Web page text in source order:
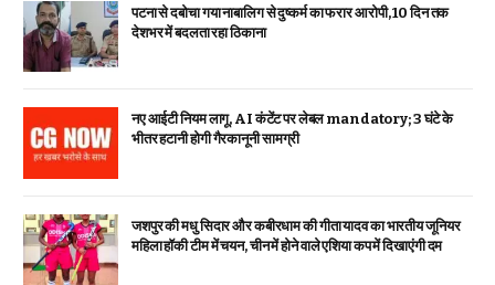
पटना से दबोचा गया नाबालिग से दुष्कर्म का फरार आरोपी, 10 दिन तक
देशभर में बदलता रहा ठिकाना
नए आईटी नियम लागू, AI कंटेंट पर लेबल mandatory; 3 घंटे के
भीतर हटानी होगी गैरकानूनी सामग्री
जशपुर की मधु सिदार और कबीरधाम की गीता यादव का भारतीय जूनियर
महिला हॉकी टीम में चयन, चीन में होने वाले एशिया कप में दिखाएंगी दम